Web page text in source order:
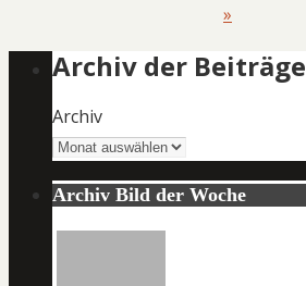
»
Archiv der Beiträge
Archiv
Archiv Bild der Woche